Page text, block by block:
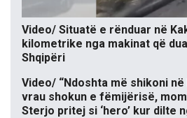
Video/ Situatë e rënduar në
kilometrike nga makinat që
Shqipëri
Video/ “Ndoshta më shikoni
vrau shokun e fëmijërisë,
Sterjo pritej si ‘hero’ kur dilte